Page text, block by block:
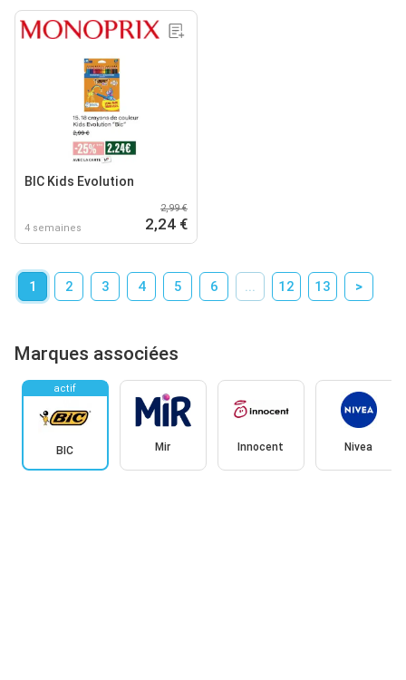
BIC Kids Evolution
4 semaines
2,99 €
2,24 €
1 2 3 4 5 6 12 13 >
Marques associées
actif
BIC Mir Innocent Nivea